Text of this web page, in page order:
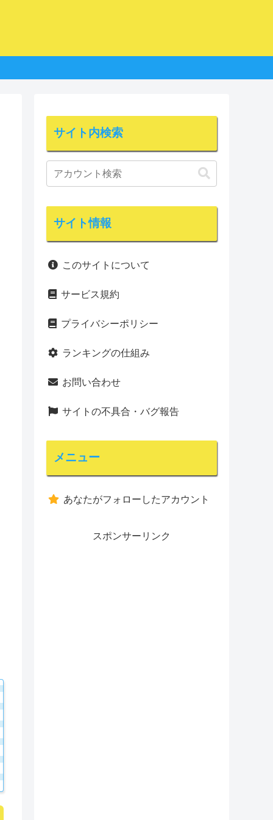
サイト内検索
サイト情報
このサイトについて
サービス規約
プライバシーポリシー
ランキングの仕組み
お問い合わせ
サイトの不具合・バグ報告
メニュー
あなたがフォローしたアカウント
スポンサーリンク